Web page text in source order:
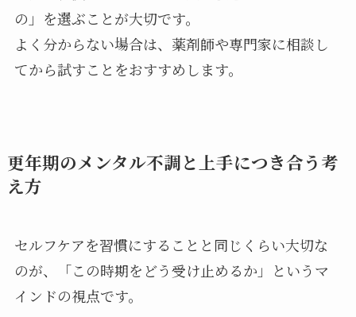
の」を選ぶことが大切です。
よく分からない場合は、薬剤師や専門家に相談し
てから試すことをおすすめします。
更年期のメンタル不調と上手につき合う考
え方
セルフケアを習慣にすることと同じくらい大切な
のが、「この時期をどう受け止めるか」というマ
インドの視点です。